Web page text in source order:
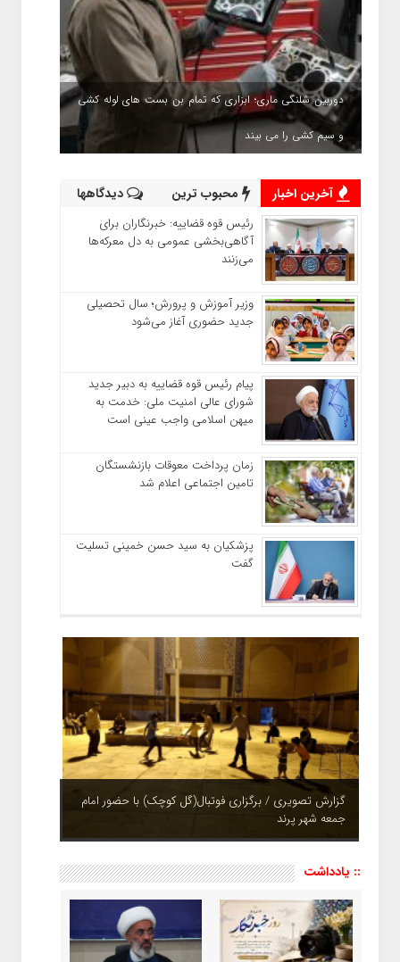
دوربین شلنگی ماری؛ ابزاری که تمام بن بست های لوله کشی
و سیم کشی را می بیند
آخرین اخبار محبوب ترین دیدگاهها
رئیس قوه قضاییه: خبرنگاران برای
آگاهی‌بخشی عمومی به دل معرکه‌ها
می‌زنند
وزیر آموزش‌ و پرورش؛ سال تحصیلی
جدید حضوری آغاز می‌شود
پیام رئیس قوه قضاییه به دبیر جدید
شورای عالی امنیت ملی: خدمت به
میهن اسلامی واجب عینی است
زمان پرداخت معوقات بازنشستگان
تامین اجتماعی اعلام شد
پزشکیان به سید حسن خمینی تسلیت
گفت
چشم نوازی بوستان های شهر پرند در فصل بهار + تصاویر
:: یادداشت